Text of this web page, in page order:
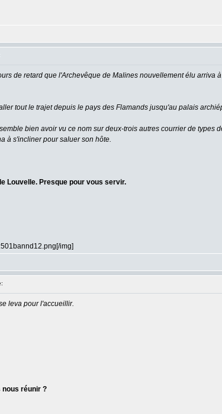
de retard que l'Archevêque de Malines nouvellement élu
tout le trajet depuis le pays des Flamands jusqu'au palais
bien avoir vu ce nom sur deux-trois autres courrier de
à s'incliner pour saluer son hôte.
Louvelle. Presque pour vous servir.
img]
leva pour l'accueillir.
nous réunir ?